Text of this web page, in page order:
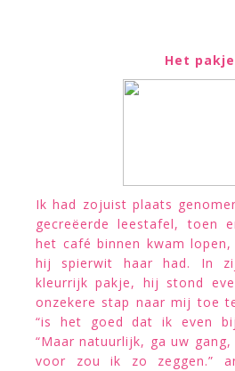
Het pakje
Ik had zojuist plaats
gecreëerde leestafel, toen
het café binnen kwam
hij spierwit haar had. In
kleurrijk pakje, hij stond
onzekere stap naar mij toe
“is het goed dat ik even
“Maar natuurlijk, ga uw
voor zou ik zo zeggen.”